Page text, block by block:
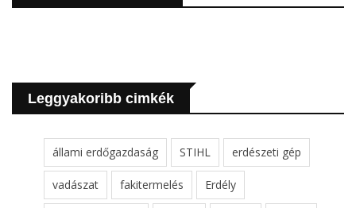
Leggyakoribb cimkék
állami erdőgazdaság STIHL erdészeti gép
vadászat fakitermelés Erdély